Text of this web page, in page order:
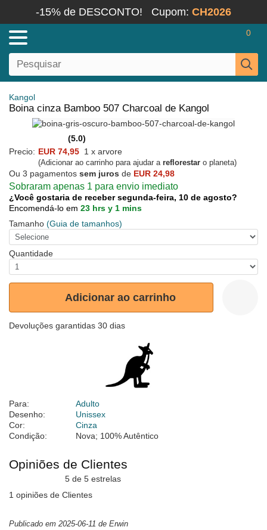
-15% de DESCONTO! Cupom: CH2026
0
Kangol
Boina cinza Bamboo 507 Charcoal de Kangol
(5.0)
Precio: EUR 74,95 1 x arvore
(Adicionar ao carrinho para ajudar a reflorestar o planeta)
Ou 3 pagamentos sem juros de EUR 24,98
Sobraram apenas 1 para envio imediato
¿Você gostaria de receber segunda-feira, 10 de agosto?
Encomendá-lo em 23 hrs y 1 mins
Tamanho (Guia de tamanhos)
Quantidade
Adicionar ao carrinho
Devoluções garantidas 30 dias
Para:
Adulto
Desenho:
Unissex
Cor:
Cinza
Condição:
Nova; 100% Autêntico
Opiniões de Clientes
5 de 5 estrelas
1 opiniões de Clientes
Publicado em 2025-06-11 de Erwin